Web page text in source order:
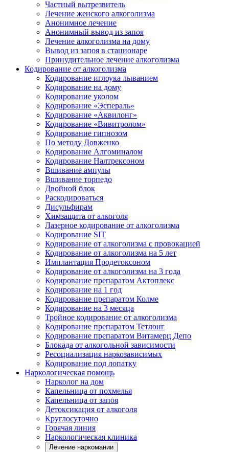
Частный вытрезвитель
Лечение женского алкоголизма
Анонимное лечение
Анонимный вывод из запоя
Лечение алкоголизма на дому
Вывод из запоя в стационаре
Принудительное лечение алкоголизма
Кодирование от алкоголизма
Кодирование иглоука лыванием
Кодирование на дому
Кодирование уколом
Кодирование «Эспераль»
Кодирование «Аквилонг»
Кодирование «Вивитролом»
Кодирование гипнозом
По методу Довженко
Кодирование Алгоминалом
Кодирование Налтрексоном
Вшивание ампулы
Вшивание торпедо
Двойной блок
Раскодироваться
Дисульфирам
Химзащита от алкоголя
Лазерное кодирование от алкоголизма
Кодирование SIT
Кодирование от алкоголизма с провокацией
Кодирование от алкоголизма на 5 лет
Имплантация Продетоксоном
Кодирование от алкоголизма на 3 года
Кодирование препаратом Актоплекс
Кодирование на 1 год
Кодирование препаратом Колме
Кодирование на 3 месяца
Тройное кодирование от алкоголизма
Кодирование препаратом Тетлонг
Кодирование препаратом Витамерц Депо
Блокада от алкогольной зависимости
Ресоциализация наркозависимых
Кодирование под лопатку
Наркологическая помощь
Нарколог на дом
Капельница от похмелья
Капельница от запоя
Детоксикация от алкоголя
Круглосуточно
Горячая линия
Наркологическая клиника
Лечение наркомании